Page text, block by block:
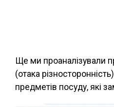
Ще ми проаналізували
(отака
предметів посуду, які